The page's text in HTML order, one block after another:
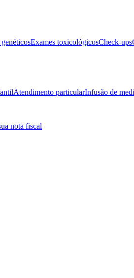
Exames toxicológicosCheck-ups
Atendimento particularInfusão de
nota fiscal